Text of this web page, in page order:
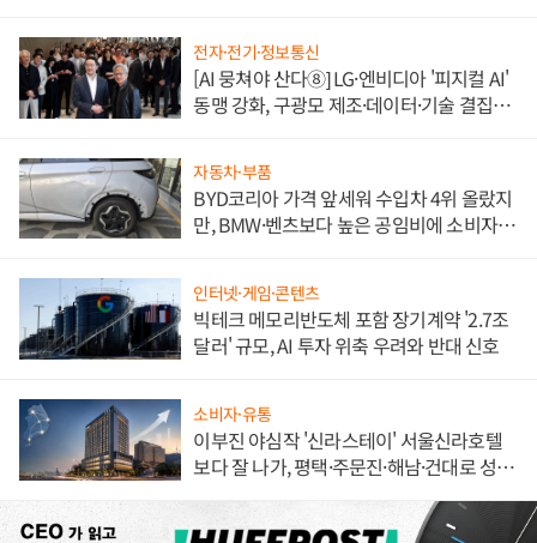
전자·전기·정보통신
[AI 뭉쳐야 산다⑧] LG·엔비디아 '피지컬 AI'
동맹 강화, 구광모 제조·데이터·기술 결집
자동차·부품
BYD코리아 가격 앞세워 수입차 4위 올랐지
만, BMW·벤츠보다 높은 공임비에 소비자
인터넷·게임·콘텐츠
빅테크 메모리반도체 포함 장기계약 '2.7조
달러' 규모, AI 투자 위축 우려와 반대 신호
소비자·유통
이부진 야심작 '신라스테이' 서울신라호텔
보다 잘 나가, 평택·주문진·해남·건대로 성